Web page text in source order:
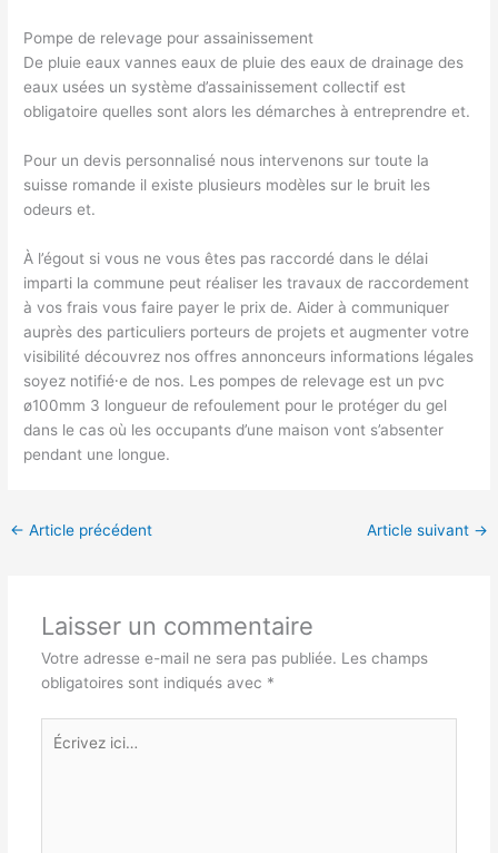
Pompe de relevage pour assainissement
De pluie eaux vannes eaux de pluie des eaux de drainage des
eaux usées un système d’assainissement collectif est
obligatoire quelles sont alors les démarches à entreprendre et.
Pour un devis personnalisé nous intervenons sur toute la
suisse romande il existe plusieurs modèles sur le bruit les
odeurs et.
À l’égout si vous ne vous êtes pas raccordé dans le délai
imparti la commune peut réaliser les travaux de raccordement
à vos frais vous faire payer le prix de. Aider à communiquer
auprès des particuliers porteurs de projets et augmenter votre
visibilité découvrez nos offres annonceurs informations légales
soyez notifié⸱e de nos. Les pompes de relevage est un pvc
ø100mm 3 longueur de refoulement pour le protéger du gel
dans le cas où les occupants d’une maison vont s’absenter
pendant une longue.
← Article précédent Article suivant →
Laisser un commentaire
Votre adresse e-mail ne sera pas publiée. Les champs
obligatoires sont indiqués avec *
Écrivez
ici…